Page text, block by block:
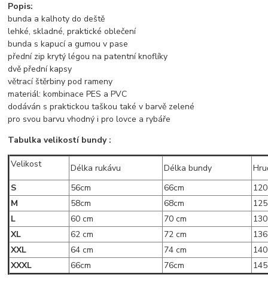
Popis:
bunda a kalhoty do deště
lehké, skladné, praktické oblečení
bunda s kapucí a gumou v pase
přední zip krytý légou na patentní knoflíky
dvě přední kapsy
větrací štěrbiny pod rameny
materiál: kombinace PES a PVC
dodáván s praktickou taškou také v barvě zelené
pro svou barvu vhodný i pro lovce a rybáře
Tabulka velikostí bundy :
Velikost Délka rukávu Délka bundy
S
56cm 66cm
M
58cm 68cm
L
60 cm 70 cm
XL
62 cm 72 cm
XXL
64 cm 74 cm
XXXL
66cm 76cm